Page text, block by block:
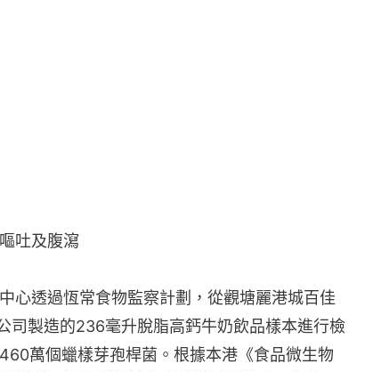
吐及腹瀉
心透過恆常食物監察計劃，從觀塘麗港城百佳
司製造的236毫升脫脂高鈣牛奶飲品樣本進行檢
萬個蠟樣芽孢桿菌。根據本港《食品微生物